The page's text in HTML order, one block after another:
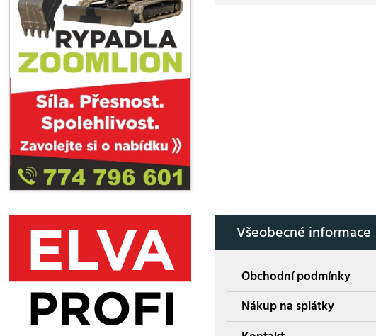
Všeobecné informace
Obchodní podmínky
Nákup na splátky